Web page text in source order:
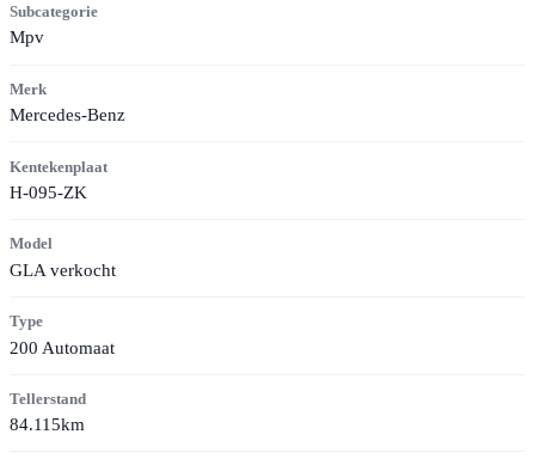
Subcategorie
Mpv
Merk
Mercedes-Benz
Kentekenplaat
H-095-ZK
Model
GLA verkocht
Type
200 Automaat
Tellerstand
84.115km